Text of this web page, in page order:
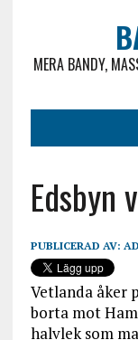
MERA BANDY,
Edsbyn
PUBLICERAD AV:
Vetlanda åker
borta mot
halvlek som